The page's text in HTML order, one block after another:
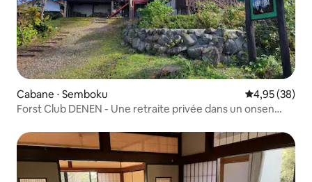
Cabane ⋅ Semboku Évaluation
4,95 (38)
Forst Club DENEN - Une retraite privée dans un onsen